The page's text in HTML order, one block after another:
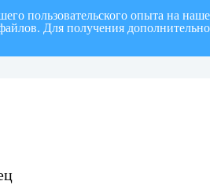
пользовательского опыта на
Для получения